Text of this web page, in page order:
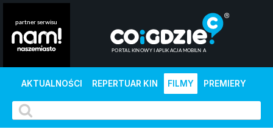
AKTUALNOŚCI REPERTUAR KIN FILMY PREMIERY